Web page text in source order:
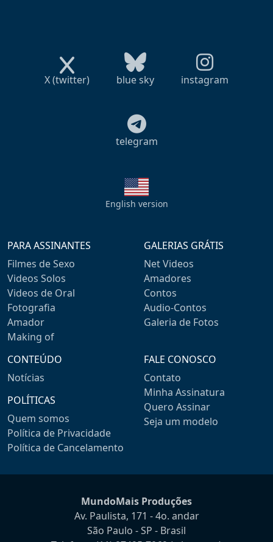
X (twitter) blue sky instagram
telegram
English version
PARA ASSINANTES
Filmes de Sexo
Videos Solos
Videos de Oral
Fotografia
Amador
Making of
GALERIAS GRÁTIS
Net Videos
Amadores
Contos
Audio-Contos
Galeria de Fotos
CONTEÚDO
Notícias
POLÍTICAS
Quem somos
Política de Privacidade
Política de Cancelamento
FALE CONOSCO
Contato
Minha Assinatura
Quero Assinar
Seja um modelo
MundoMais Produções
Av. Paulista, 171 - 4o. andar
São Paulo - SP - Brasil